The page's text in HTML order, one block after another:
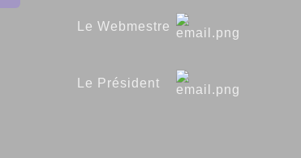
Le Webmestre
Le Président